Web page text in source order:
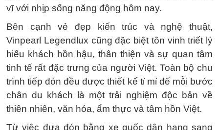
vĩ với nhịp sống năng động hôm nay.
Bên cạnh vẻ đẹp kiến trúc và nghệ thuật,
Vinpearl Legendlux cũng đặc biệt tôn vinh triết lý
hiếu khách hồn hậu, thân thiện và sự quan tâm
tinh tế rất đặc trưng của người Việt. Toàn bộ chu
trình tiếp đón đều được thiết kế tỉ mỉ để mỗi bước
chân du khách là một trải nghiệm độc bản về
thiên nhiên, văn hóa, ẩm thực và tâm hồn Việt.
Từ việc đưa đón bằng xe quốc dân hạng sang